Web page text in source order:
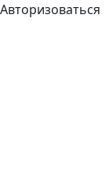
Авторизоваться